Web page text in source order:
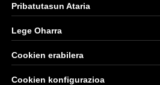
Pribatutasun Ataria
Lege Oharra
Cookien erabilera
Cookien konfigurazioa